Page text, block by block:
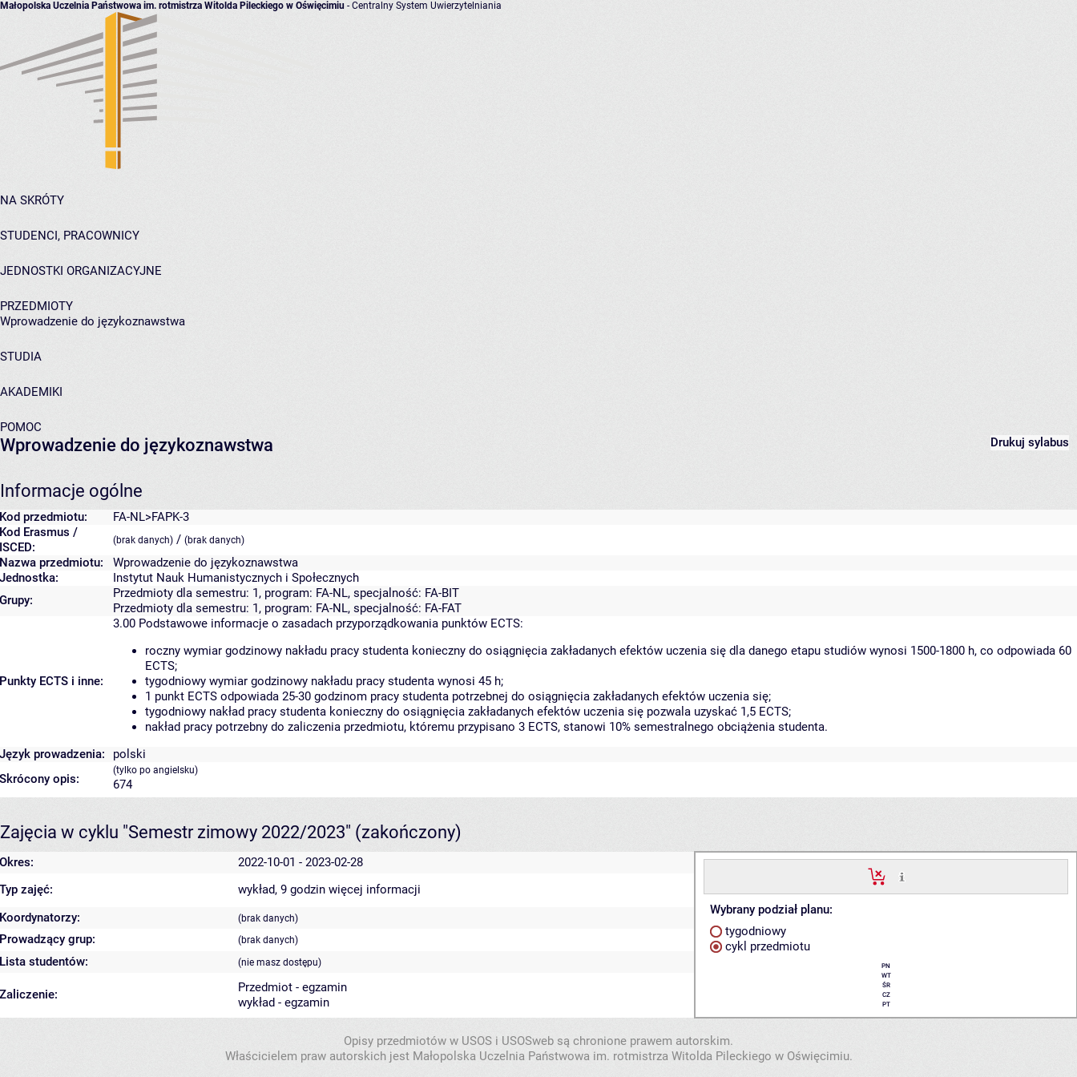
Małopolska Uczelnia Państwowa im. rotmistrza Witolda Pileckiego w Oświęcimiu - Centralny System Uwierzytelniania
NA SKRÓTY
STUDENCI, PRACOWNICY
JEDNOSTKI ORGANIZACYJNE
PRZEDMIOTY
Wprowadzenie do językoznawstwa
STUDIA
AKADEMIKI
POMOC
Drukuj sylabus
Wprowadzenie do językoznawstwa
Informacje ogólne
Kod przedmiotu:
FA-NL>FAPK-3
Kod Erasmus /
ISCED:
(brak danych) / (brak danych)
Nazwa przedmiotu:
Wprowadzenie do językoznawstwa
Jednostka:
Instytut Nauk Humanistycznych i Społecznych
Grupy:
Przedmioty dla semestru: 1, program: FA-NL, specjalność: FA-BIT
Przedmioty dla semestru: 1, program: FA-NL, specjalność: FA-FAT
Punkty ECTS i inne:
3.00 Podstawowe informacje o zasadach przyporządkowania punktów ECTS:
roczny wymiar godzinowy nakładu pracy studenta konieczny do osiągnięcia zakładanych efektów uczenia się dla danego etapu studiów wynosi 1500-1800 h, co odpowiada 60
ECTS;
tygodniowy wymiar godzinowy nakładu pracy studenta wynosi 45 h;
1 punkt ECTS odpowiada 25-30 godzinom pracy studenta potrzebnej do osiągnięcia zakładanych efektów uczenia się;
tygodniowy nakład pracy studenta konieczny do osiągnięcia zakładanych efektów uczenia się pozwala uzyskać 1,5 ECTS;
nakład pracy potrzebny do zaliczenia przedmiotu, któremu przypisano 3 ECTS, stanowi 10% semestralnego obciążenia studenta.
Język prowadzenia:
polski
Skrócony opis:
(tylko po angielsku)
674
Zajęcia w cyklu "Semestr zimowy 2022/2023" (zakończony)
Okres: 2022-10-01 - 2023-02-28
Wybrany podział planu:
tygodniowy
cykl przedmiotu
PN
WT
ŚR
CZ
PT
Typ zajęć: wykład, 9 godzin więcej informacji
Koordynatorzy:
(brak danych)
Prowadzący grup: (brak danych)
Lista studentów: (nie masz dostępu)
Zaliczenie:
Przedmiot - egzamin
wykład - egzamin
Opisy przedmiotów w USOS i USOSweb są chronione prawem autorskim.
Właścicielem praw autorskich jest Małopolska Uczelnia Państwowa im. rotmistrza Witolda Pileckiego w Oświęcimiu.